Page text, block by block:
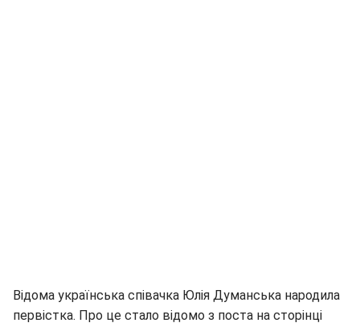
Відома українська співачка Юлія Думанська народила
первістка. Про це стало відомо з поста на сторінці